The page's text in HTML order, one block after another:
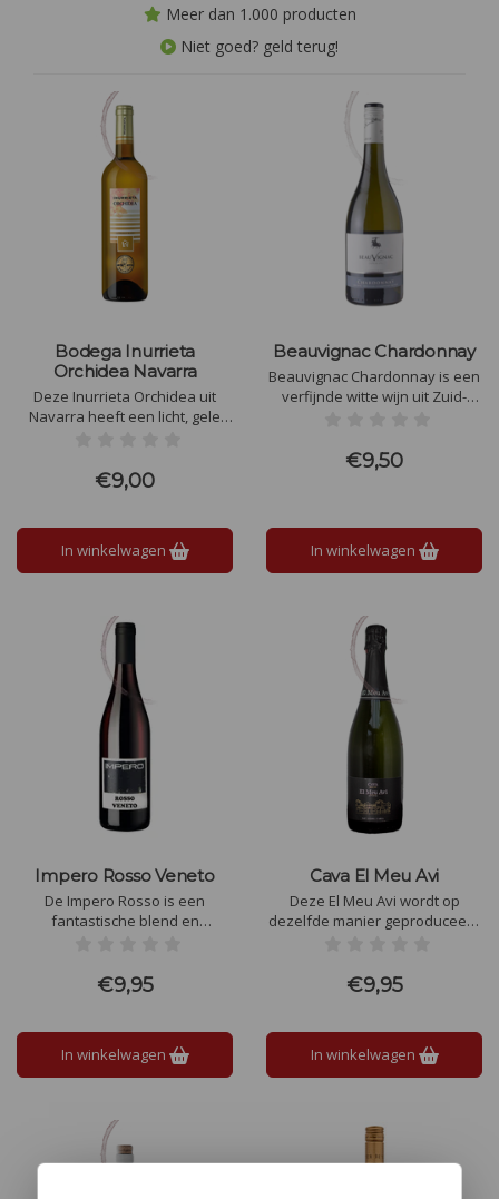
Meer dan 1.000 producten
Niet goed? geld terug!
Bodega Inurrieta
Orchidea Navarra
Deze Inurrieta Orchidea uit
Navarra heeft een licht, gele
wat bloemige tonen. In de
smaak ook fris, met weer veel
€9,00
In winkelwagen
Beauvignac Chardonnay
Beauvignac Chardonnay is een
verfijnde witte wijn uit Zuid-
textuur, ideaal bij zeevruchten,
lichte vleesgerechten en zachte
€9,50
In winkelwagen
Impero Rosso Veneto
De Impero Rosso is een
fantastische blend en
Rondinella en deze zorgen er
samen voor dat dit een
€9,95
In winkelwagen
Cava El Meu Avi
Deze El Meu Avi wordt op
dezelfde manier geproduceerd
vergisting op de fles
plaatsvindt, waardoor de
€9,95
In winkelwagen